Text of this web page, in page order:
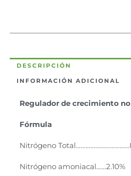
DESCRIPCIÓN
INFORMACIÓN ADICIONAL
Regulador de crecimiento
Fórmula
Nitrógeno
Nitrógeno amoniacal……2.10%